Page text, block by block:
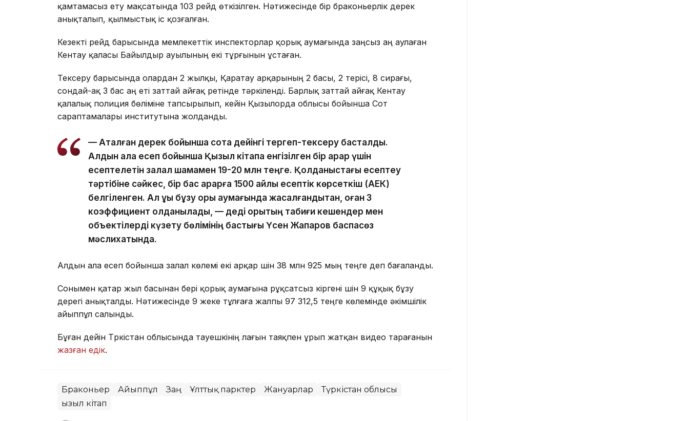
қамтамасыз ету мақсатында 103 рейд өткізілген. Нәтижесінде бір браконьерлік дерек
анықталып, қылмыстық іс қозғалған.
Кезекті рейд барысында мемлекеттік инспекторлар қорық аумағында заңсыз аң аулаған
Кентау қаласы Байылдыр ауылының екі тұрғынын ұстаған.
Тексеру барысында олардан 2 жылқы, Қаратау арқарының 2 басы, 2 терісі, 8 сирағы,
сондай-ақ 3 бас аң еті заттай айғақ ретінде тәркіленді. Барлық заттай айғақ Кентау
қалалық полиция бөліміне тапсырылып, кейін Қызылорда облысы бойынша Сот
сараптамалары институтына жолданды.
— Аталған дерек бойынша сотқа дейінгі тергеп-тексеру басталды.
Алдын ала есеп бойынша Қызыл кітапқа енгізілген бір арқар үшін
есептелетін залал шамамен 19-20 млн теңге. Қолданыстағы есептеу
тәртібіне сәйкес, бір бас арқарға 1500 айлық есептік көрсеткіш (АЕК)
белгіленген. Ал құқық бұзу қорық аумағында жасалғандықтан, оған 3
коэффициент қолданылады, — деді қорықтың табиғи кешендер мен
объектілерді күзету бөлімінің бастығы Үсен Жапаров баспасөз
мәслихатында.
Алдын ала есеп бойынша залал көлемі екі арқар үшін 38 млн 925 мың теңге деп бағаланды.
Сонымен қатар жыл басынан бері қорық аумағына рұқсатсыз кіргені үшін 9 құқық бұзу
дерегі анықталды. Нәтижесінде 9 жеке тұлғаға жалпы 97 312,5 теңге көлемінде әкімшілік
айыппұл салынды.
Бұған дейін Түркістан облысында тауешкінің лағын таяқпен ұрып жатқан видео тарағанын
жазған едік.
Браконьер Айыппұл Заң Ұлттық парктер Жануарлар
Түркістан облысы
Қызыл кітап